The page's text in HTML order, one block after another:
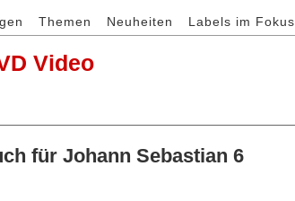
Themen Neuheiten Labels im Fokus
Video
für Johann Sebastian 6